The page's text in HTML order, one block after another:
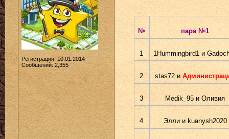
Регистрация: 10.01.2014
Сообщений: 2,355
№ пара №1
1 1Hummingbird1 и
2 stas72 и
3 Medik_95 и Оливия
4 Элли и kuanysh2020